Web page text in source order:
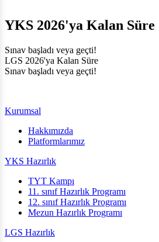
YKS 2026'ya Kalan Süre
Sınav başladı veya geçti!
LGS 2026'ya Kalan Süre
Sınav başladı veya geçti!
Kurumsal
Hakkımızda
Platformlarımız
YKS Hazırlık
TYT Kampı
11. sınıf Hazırlık Programı
12. sınıf Hazırlık Programı
Mezun Hazırlık Programı
LGS Hazırlık